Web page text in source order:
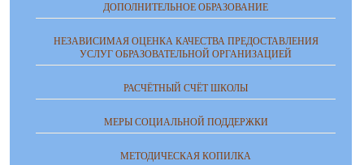
ДОПОЛНИТЕЛЬНОЕ ОБРАЗОВАНИЕ
НЕЗАВИСИМАЯ ОЦЕНКА КАЧЕСТВА ПРЕДОСТАВЛЕНИЯ
УСЛУГ ОБРАЗОВАТЕЛЬНОЙ ОРГАНИЗАЦИЕЙ
РАСЧЁТНЫЙ СЧЁТ ШКОЛЫ
МЕРЫ СОЦИАЛЬНОЙ ПОДДЕРЖКИ
МЕТОДИЧЕСКАЯ КОПИЛКА